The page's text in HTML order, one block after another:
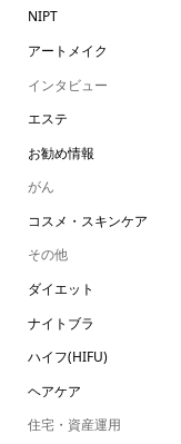
NIPT
アートメイク
インタビュー
エステ
お勧め情報
がん
コスメ・スキンケア
その他
ダイエット
ナイトブラ
ハイフ(HIFU)
ヘアケア
住宅・資産運用